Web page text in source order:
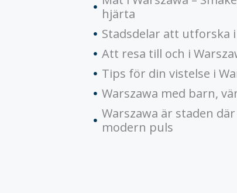
hjärta
Stadsdelar att utforska
Att resa till och i
Tips för din vistelse i
Warszawa med barn,
Warszawa är staden
modern puls